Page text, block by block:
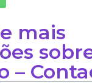
mais
–